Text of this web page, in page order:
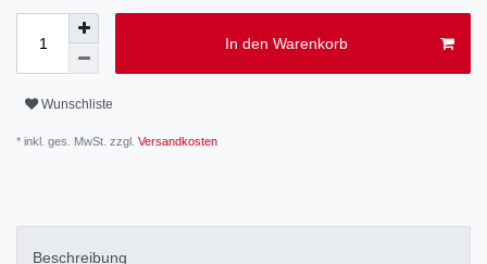
In den Warenkorb
Wunschliste
* inkl. ges. MwSt. zzgl. Versandkosten
Beschreibung